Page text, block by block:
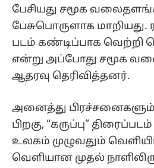
பேசியது சமூக
பேசுபொருளாக மாறியது.
படம் கண்டிப்பாக வெற்றி
என்று அப்போது சமூக
ஆதரவு தெரிவித்தனர்.
அனைத்து பிரச்சனைகளும்
பிறகு, “கருப்பு”
உலகம் முழுவதும்
வெளியான முதல்